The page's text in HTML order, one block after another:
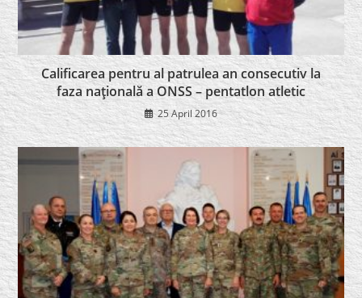
Calificarea pentru al patrulea an consecutiv la
faza naţională a ONSS – pentatlon atletic
25 April 2016